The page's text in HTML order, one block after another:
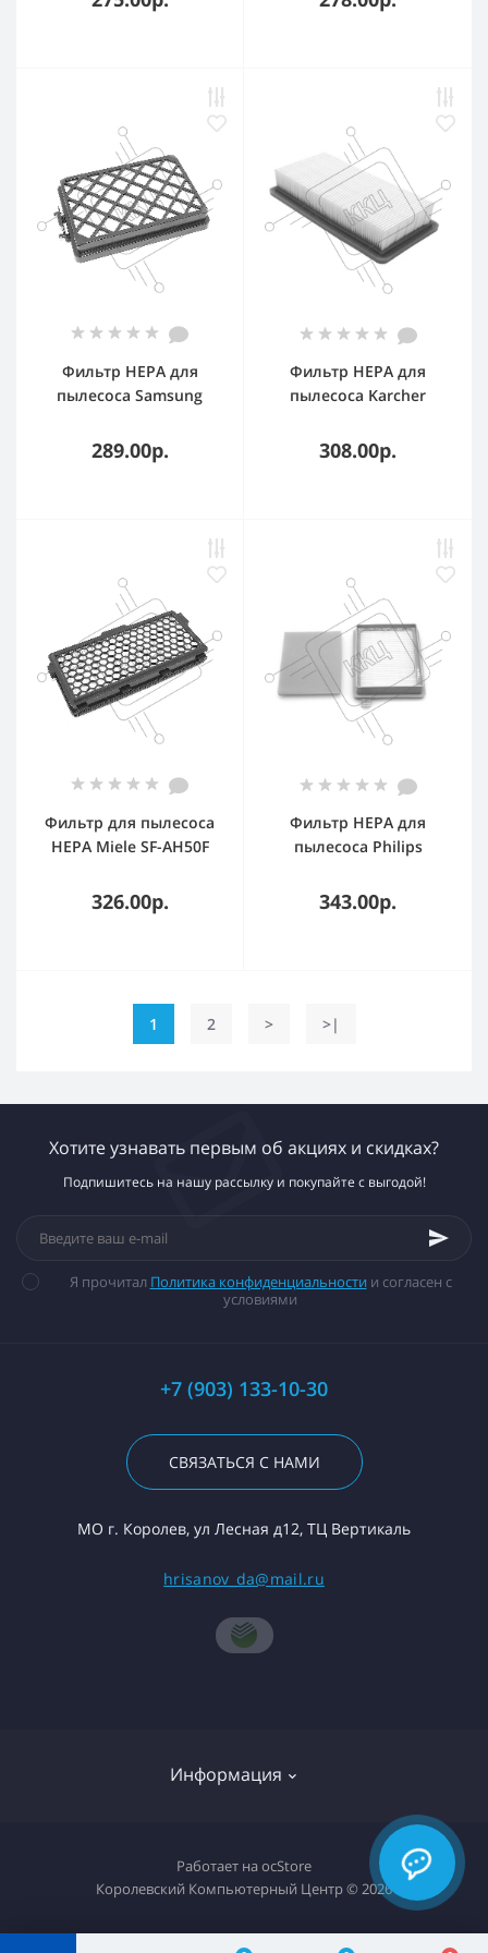
(постмоторный)
Фильтр HEPA для
пылесоса Samsung
SC8830 SC8850
289.00р.
Фильтр HEPA для
пылесоса Karcher
DS5800
308.00р.
Фильтр для пылесоса
HEPA Miele SF-AH50F
326.00р.
Фильтр HEPA для
пылесоса Philips
FC8630, FC8645, FC9320,
FC9322
343.00р.
1 2 > >|
Хотите узнавать первым об акциях и скидках?
Подпишитесь на нашу рассылку и покупайте с выгодой!
Я прочитал Политика конфиденциальности и согласен с
условиями
+7 (903) 133-10-30
СВЯЗАТЬСЯ С НАМИ
МО г. Королев, ул Лесная д12, ТЦ Вертикаль
hrisanov_da@mail.ru
Информация
О компании
Доставка товара
Политика конфиденциальности
Работает на ocStore
Королевский Компьютерный Центр © 2026